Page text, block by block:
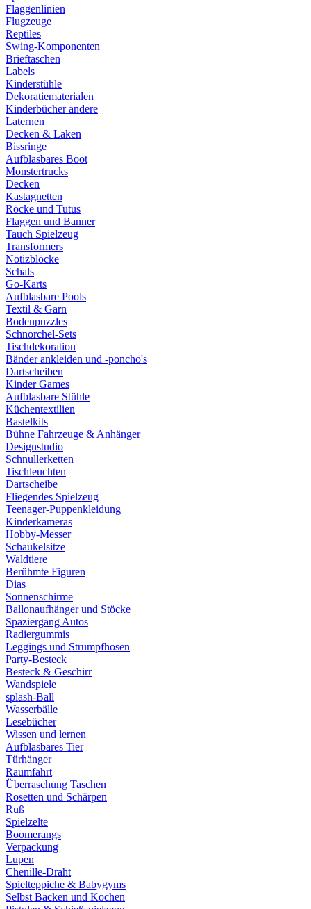
Flaggenlinien
Flugzeuge
Reptiles
Swing-Komponenten
Brieftaschen
Labels
Kinderstühle
Dekoratiematerialen
Kinderbücher andere
Laternen
Decken & Laken
Bissringe
Aufblasbares Boot
Monstertrucks
Decken
Kastagnetten
Röcke und Tutus
Flaggen und Banner
Tauch Spielzeug
Transformers
Notizblöcke
Schals
Go-Karts
Aufblasbare Pools
Textil & Garn
Bodenpuzzles
Schnorchel-Sets
Tischdekoration
Bänder ankleiden und -poncho's
Dartscheiben
Kinder Games
Aufblasbare Stühle
Küchentextilien
Bastelkits
Bühne Fahrzeuge & Anhänger
Designstudio
Schnullerketten
Tischleuchten
Dartscheibe
Fliegendes Spielzeug
Teenager-Puppenkleidung
Kinderkameras
Hobby-Messer
Schaukelsitze
Waldtiere
Berühmte Figuren
Dias
Sonnenschirme
Ballonaufhänger und Stöcke
Spaziergang Autos
Radiergummis
Leggings und Strumpfhosen
Party-Besteck
Besteck & Geschirr
Wandspiele
splash-Ball
Wasserbälle
Lesebücher
Wissen und lernen
Aufblasbares Tier
Türhänger
Raumfahrt
Überraschung Taschen
Rosetten und Schärpen
Ruß
Spielzelte
Boomerangs
Verpackung
Lupen
Chenille-Draht
Spielteppiche & Babygyms
Selbst Backen und Kochen